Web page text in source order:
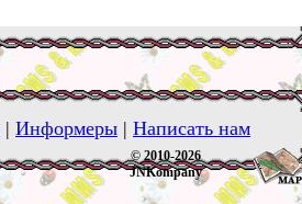
| Информеры | Написать нам
© 2010-2026
JNKompany